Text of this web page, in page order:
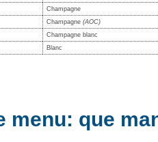
Champagne
Champagne (AOC)
Champagne blanc
Blanc
menu: que